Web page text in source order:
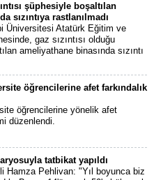
şüphesiyle boşaltılan
sızıntıya rastlanılmadı
Üniversitesi Atatürk Eğitim ve
gaz sızıntısı olduğu
ameliyathane binasında sızıntı
öğrencilerine afet farkındalık
öğrencilerine yönelik afet
düzenlendi.
tatbikat yapıldı
Hamza Pehlivan: "Yıl boyunca biz